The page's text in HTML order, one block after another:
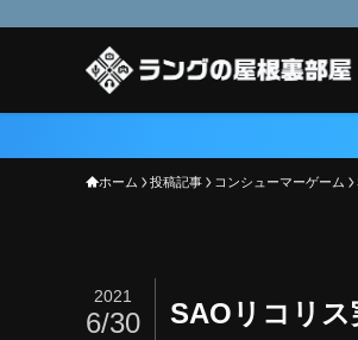
ホーム 投稿記事 コンシューマーゲーム
SAOリコリス
2021
6/30